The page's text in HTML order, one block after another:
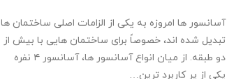
آسانسور ها امروزه به یکی از الزامات اصلی ساختمان ‌ها
تبدیل شده ‌اند، خصوصاً برای ساختمان ‌هایی با بیش از
دو طبقه. از میان انواع آسانسور ها، آسانسور ۴ نفره
یکی از پر کاربرد ترین…